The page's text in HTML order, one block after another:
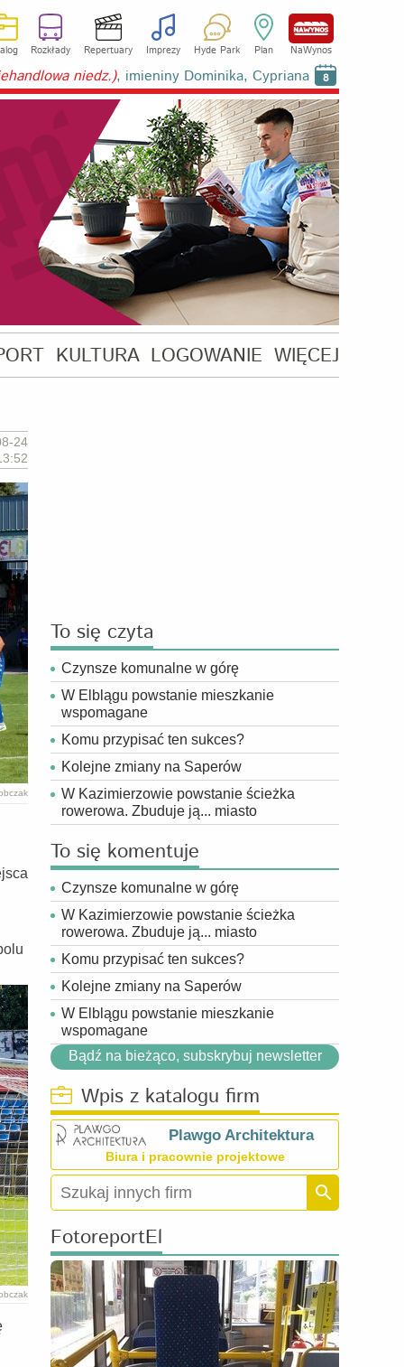
Rozkłady Repertuary Imprezy Hyde Park Plan NaWynos
niedz.), imieniny Dominika, Cypriana 8
KULTURA LOGOWANIE WIĘCEJ
24
To się czyta
Czynsze komunalne w górę
W Elblągu powstanie mieszkanie
wspomagane
Komu przypisać ten sukces?
Kolejne zmiany na Saperów
W Kazimierzowie powstanie ścieżka
rowerowa. Zbuduje ją... miasto
To się komentuje
Czynsze komunalne w górę
W Kazimierzowie powstanie ścieżka
rowerowa. Zbuduje ją... miasto
Komu przypisać ten sukces?
Kolejne zmiany na Saperów
W Elblągu powstanie mieszkanie
wspomagane
Bądź na bieżąco, subskrybuj newsletter
Wpis z katalogu firm
Plawgo Architektura
Biura i pracownie projektowe
FotoreportEl